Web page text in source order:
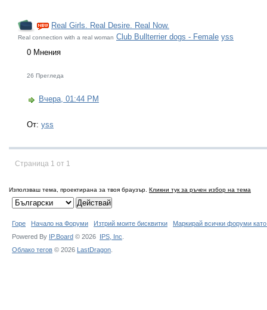
Real Girls. Real Desire. Real Now.
Real connection with a real woman Club Bullterrier dogs - Female yss
0 Мнения
26 Прегледа
Вчера, 01:44 PM
От: yss
Страница 1 от 1
Използваш тема, проектирана за твоя браузър. Кликни тук за ръчен избор на тема
Горе Начало на Форуми Изтрий моите бисквитки
Маркирай всички форуми
Powered By IP.Board © 2026 IPS, Inc
Облако тегов © 2026 LastDragon